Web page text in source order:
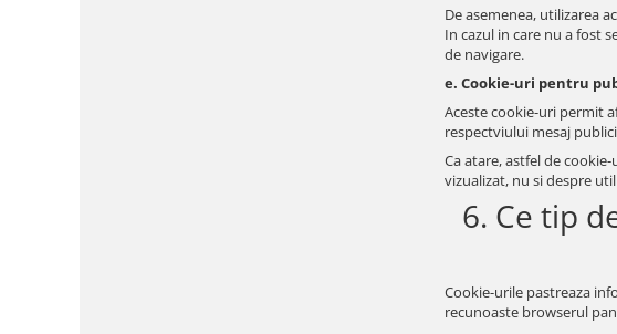
De asemenea, utilizarea
In cazul in care nu a fost
de navigare.
e. Cookie-uri pentru
Aceste cookie-uri permit
respectviului mesaj
Ca atare, astfel de
vizualizat, nu si despre
6. Ce tip
Cookie-urile pastreaza
recunoaste browserul